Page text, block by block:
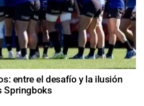
entre el desafío y la ilusión
Springboks